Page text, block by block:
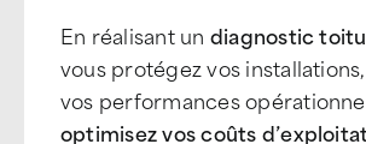
En réalisant un diagnostic
vous protégez vos
vos performances
optimisez vos coûts d’